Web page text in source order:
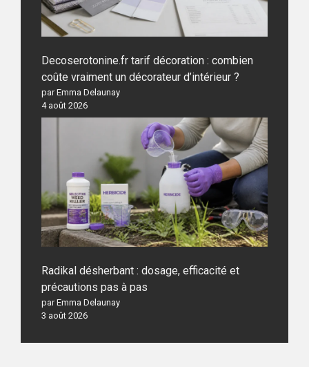
Decoserotonine.fr tarif décoration : combien
coûte vraiment un décorateur d’intérieur ?
par Emma Delaunay
4 août 2026
Radikal désherbant : dosage, efficacité et
précautions pas à pas
par Emma Delaunay
3 août 2026